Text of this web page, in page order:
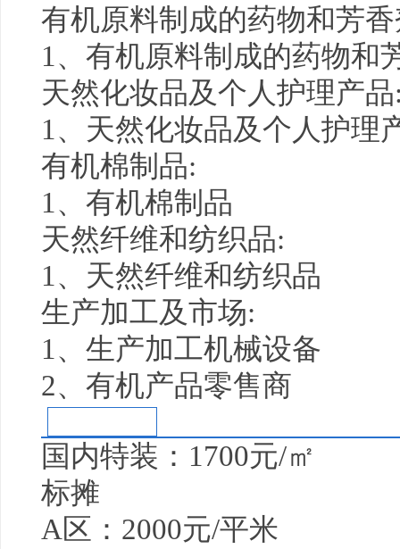
有机原料制成的药物和芳
1、有机原料制成的药物和
天然化妆品及个人护理产
1、天然化妆品及个人护理
有机棉制品:
1、有机棉制品
天然纤维和纺织品:
1、天然纤维和纺织品
生产加工及市场:
1、生产加工机械设备
2、有机产品零售商
国内特装：1700元/㎡
标摊
A区：2000元/平米